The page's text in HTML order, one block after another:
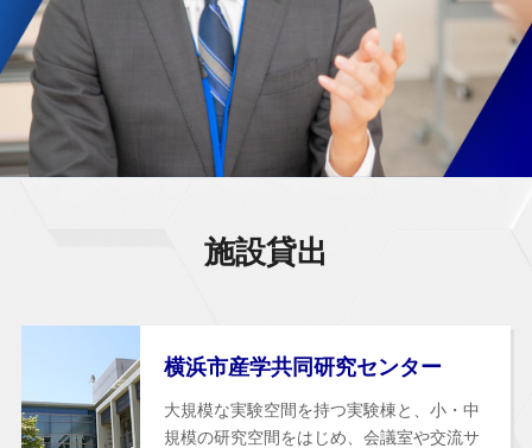
施設貸出
横浜市産学共同研究センター
大規模な実験空間を持つ実験棟と、小・中
規模の研究空間をはじめ、会議室や交流サ